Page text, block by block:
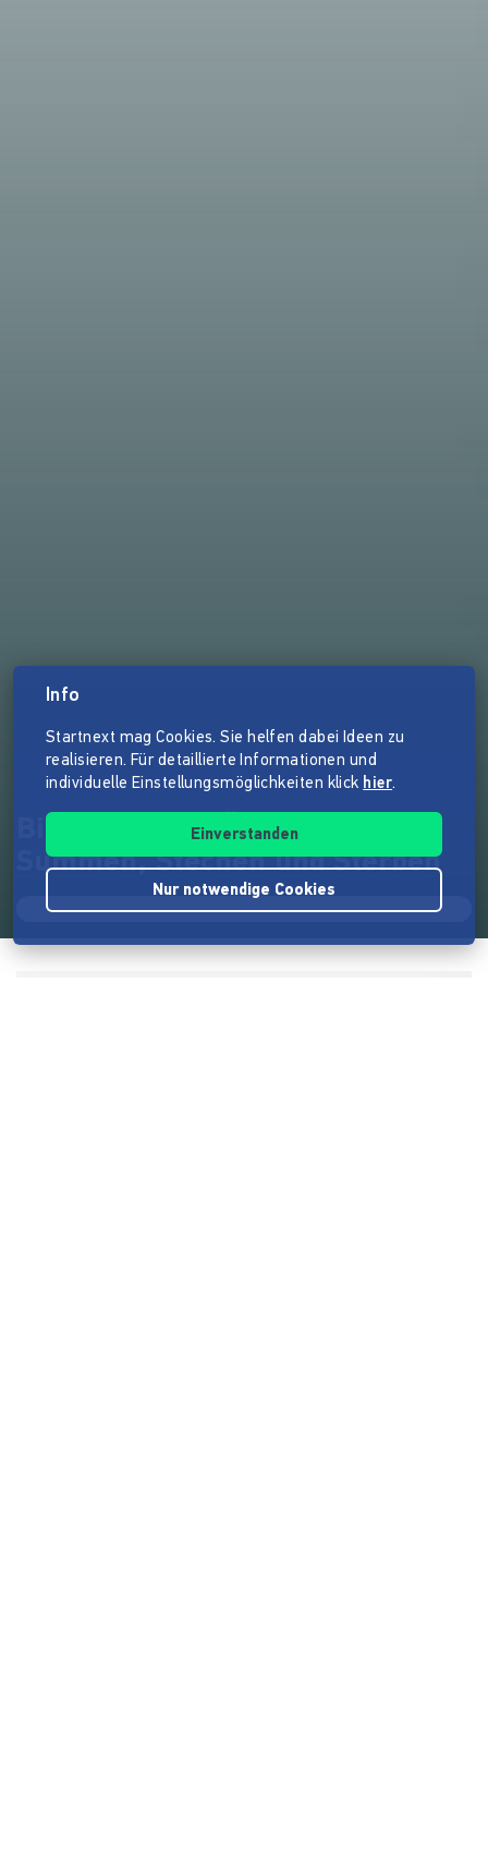
Bienenblues – Über das
Summen, Stechen und Sterben
Info
Startnext mag Cookies. Sie helfen dabei Ideen zu
realisieren. Für detaillierte Informationen und
individuelle Einstellungsmöglichkeiten klick hier.
Einverstanden
Nur notwendige Cookies